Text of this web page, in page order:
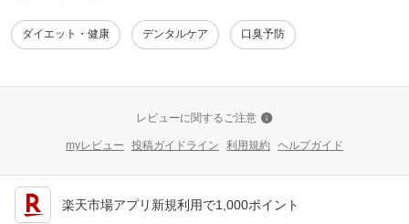
ダイエット・健康 デンタルケア 口臭予防
レビューに関するご注意
myレビュー 投稿ガイドライン 利用規約 ヘルプガイド
楽天市場アプリ新規利用で1,000ポイント